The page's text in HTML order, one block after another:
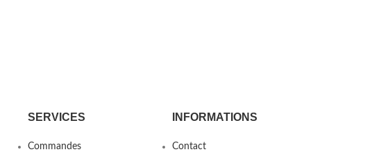
SERVICES
Commandes
INFORMATIONS
Contact